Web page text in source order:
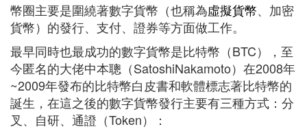
幣圈主要是圍繞著數字貨幣（也稱為虛擬貨幣、加密
貨幣）的發行、支付、證券等方面做工作。
最早同時也最成功的數字貨幣是比特幣（BTC），至
今匿名的大佬中本聰（SatoshiNakamoto）在2008年
~2009年發布的比特幣白皮書和軟體標志著比特幣的
誕生，在這之後的數字貨幣發行主要有三種方式：分
叉、自研、通證（Token）：